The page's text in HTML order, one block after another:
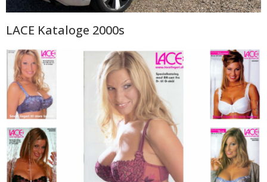
LACE Kataloge 2000s